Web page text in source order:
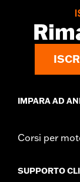
IMPARA AD
Corsi per
SUPPORTO